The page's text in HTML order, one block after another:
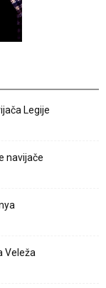
Legije
navijače
Veleža